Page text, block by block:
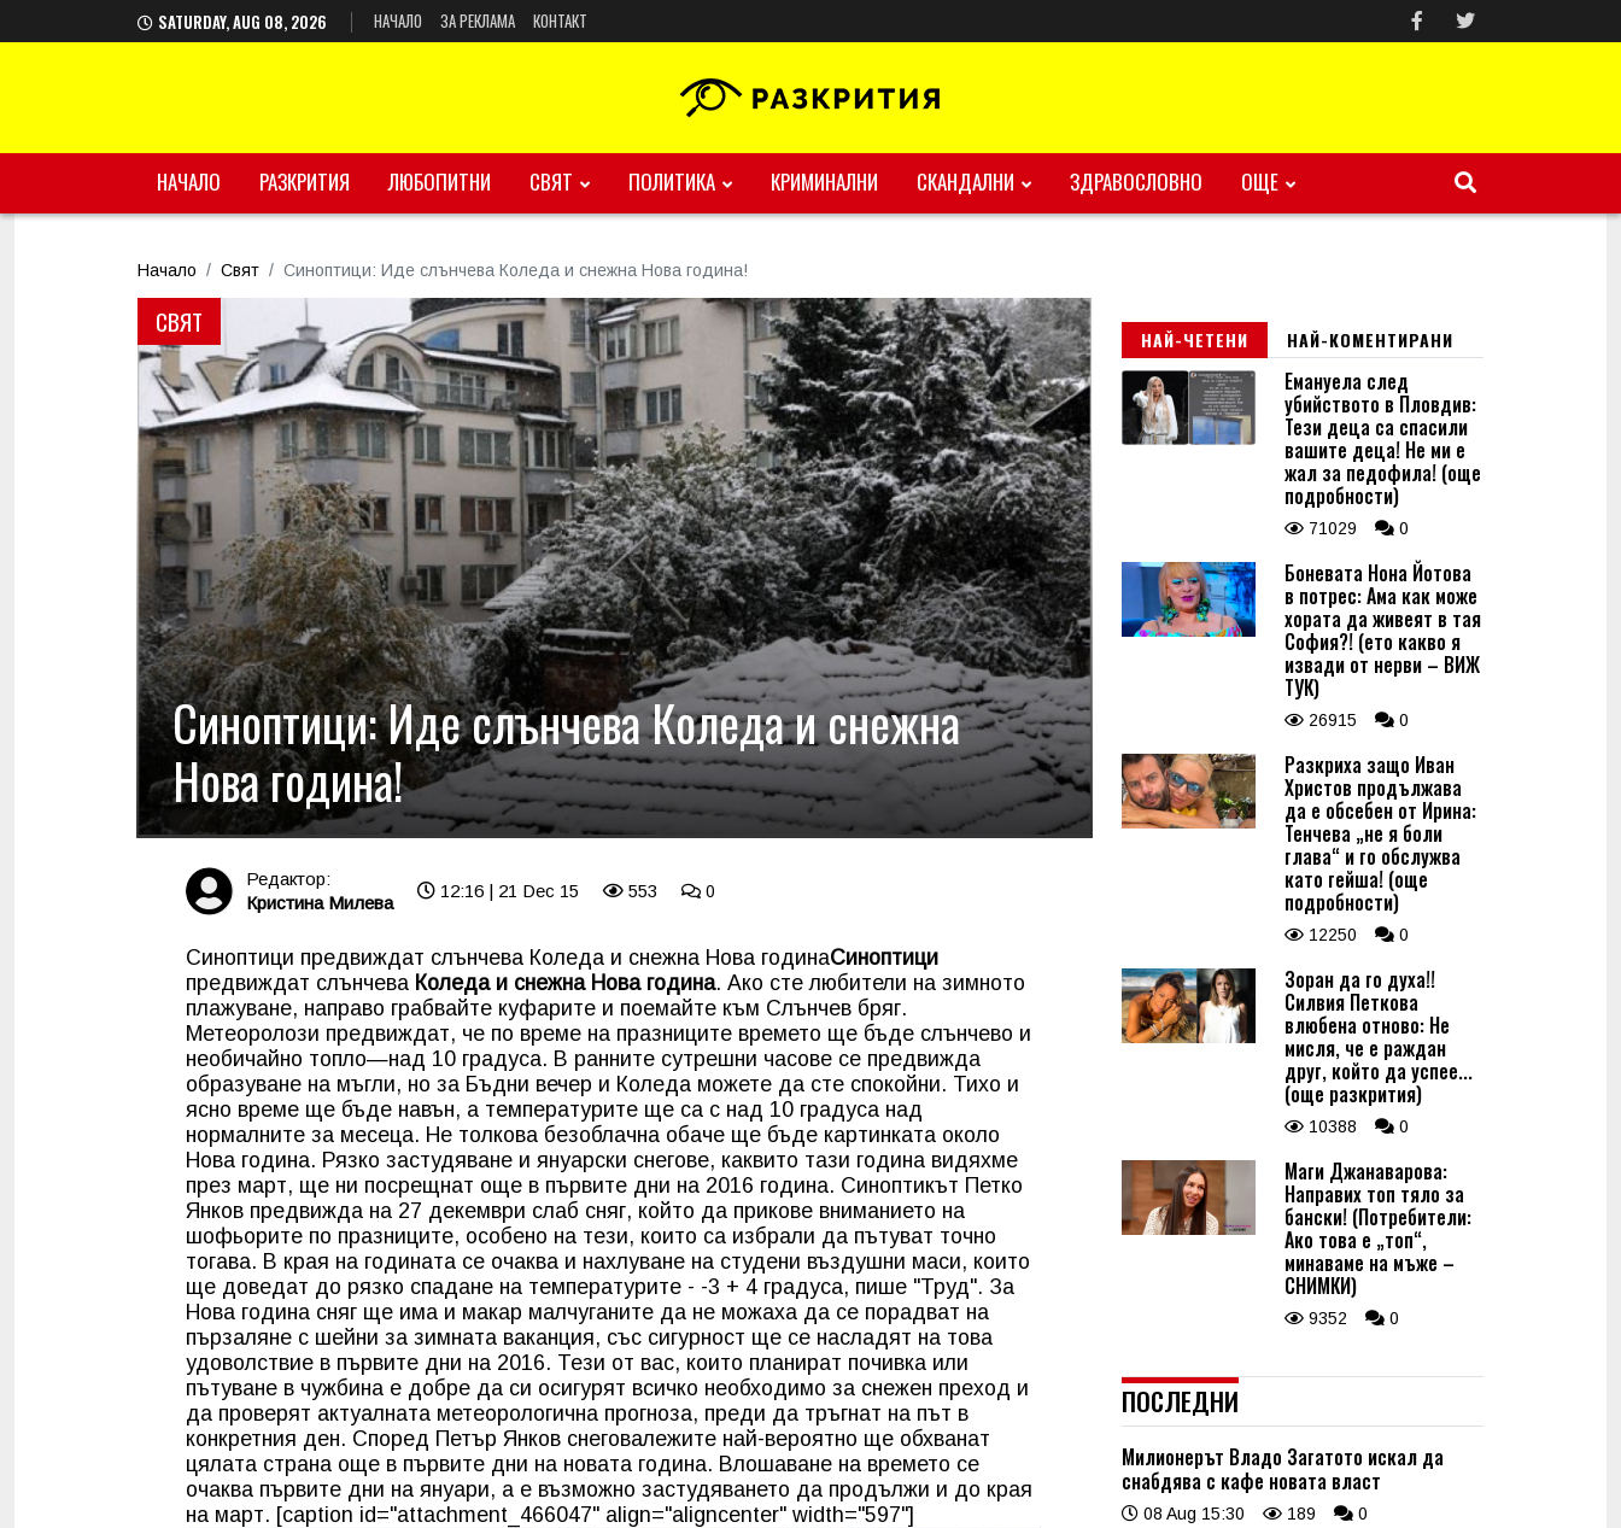
SATURDAY, AUG 08, 2026 НАЧАЛО ЗА РЕКЛАМА КОНТАКТ
НАЧАЛО РАЗКРИТИЯ ЛЮБОПИТНИ СВЯТ ПОЛИТИКА КРИМИНАЛНИ СКАНДАЛНИ ЗДРАВОСЛОВНО ОЩЕ
Начало Свят Синоптици: Иде слънчева Коледа и снежна Нова година!
СВЯТ
Синоптици: Иде слънчева Коледа и снежна
Нова година!
Редактор:
Кристина Милева
12:16 | 21 Dec 15 553 0
Синоптици предвиждат слънчева Коледа и снежна Нова годинаСиноптици
предвиждат слънчева Коледа и снежна Нова година. Ако сте любители на зимното
плажуване, направо грабвайте куфарите и поемайте към Слънчев бряг.
Метеоролози предвиждат, че по време на празниците времето ще бъде слънчево и
необичайно топло—над 10 градуса. В ранните сутрешни часове се предвижда
образуване на мъгли, но за Бъдни вечер и Коледа можете да сте спокойни. Тихо и
ясно време ще бъде навън, а температурите ще са с над 10 градуса над
нормалните за месеца. Не толкова безоблачна обаче ще бъде картинката около
Нова година. Рязко застудяване и януарски снегове, каквито тази година видяхме
през март, ще ни посрещнат още в първите дни на 2016 година. Синоптикът Петко
Янков предвижда на 27 декември слаб сняг, който да прикове вниманието на
шофьорите по празниците, особено на тези, които са избрали да пътуват точно
тогава. В края на годината се очаква и нахлуване на студени въздушни маси, които
ще доведат до рязко спадане на температурите - -3 + 4 градуса, пише "Труд". За
Нова година сняг ще има и макар малчуганите да не можаха да се порадват на
пързаляне с шейни за зимната ваканция, със сигурност ще се насладят на това
удоволствие в първите дни на 2016. Тези от вас, които планират почивка или
пътуване в чужбина е добре да си осигурят всичко необходимо за снежен преход и
да проверят актуалната метеорологична прогноза, преди да тръгнат на път в
конкретния ден. Според Петър Янков снеговалежите най-вероятно ще обхванат
цялата страна още в първите дни на новата година. Влошаване на времето се
очаква първите дни на януари, а е възможно застудяването да продължи и до края
на март. [caption id="attachment_466047" align="aligncenter" width="597"]
НАЙ-ЧЕТЕНИ НАЙ-КОМЕНТИРАНИ
Емануела след
убийството в Пловдив:
Тези деца са спасили
вашите деца! Не ми е
жал за педофила! (още
подробности)
71029 0
Боневата Нона Йотова
в потрес: Ама как може
хората да живеят в тая
София?! (ето какво я
извади от нерви – ВИЖ
ТУК)
26915 0
Разкриха защо Иван
Христов продължава
да е обсебен от Ирина:
Тенчева „не я боли
глава“ и го обслужва
като гейша! (още
подробности)
12250 0
Зоран да го духа!!
Силвия Петкова
влюбена отново: Не
мисля, че е раждан
друг, който да успее...
(още разкрития)
10388 0
Маги Джанаварова:
Направих топ тяло за
бански! (Потребители:
Ако това е „топ“,
минаваме на мъже –
СНИМКИ)
9352 0
ПОСЛЕДНИ
Милионерът Владо Загатото искал да
снабдява с кафе новата власт
08 Aug 15:30 189 0